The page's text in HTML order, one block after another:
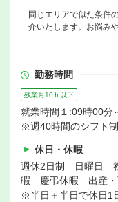
同じエリアで似た条件
介いたします。お悩み
勤務時間
残業月10ｈ以下
就業時間１:09時00分
※週40時間のシフト制
休日・休暇
週休2日制 日曜日
暇 慶弔休暇 出産・
※半日＋半日で休日1